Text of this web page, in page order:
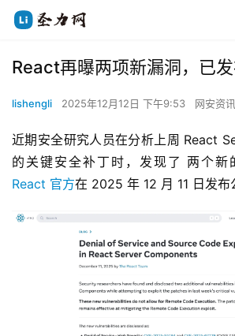
React再曝两项新漏洞，已
lishengli 2025年12月12日 下午9:53 网安资讯
近期安全研究人员在分析上周 React
的关键安全补丁时，发现了 两个新
React 官方在 2025 年 12 月 11 日发布